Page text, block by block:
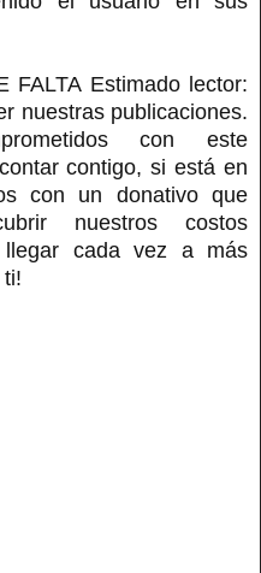
FALTA Estimado lector:
nuestras publicaciones.
con este
contigo, si está en
con un donativo que
nuestros costos
cada vez a más
ti!